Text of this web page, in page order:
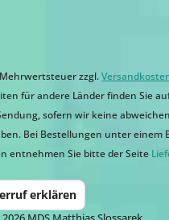
zzgl.
für andere Länder finden Sie
sofern wir keine
Bei Bestellungen unter
entnehmen Sie bitte der Seite
erklären